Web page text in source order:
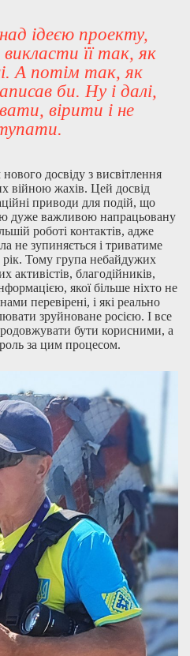
ідеєю проекту,
її так, як
А потім так, як
би. Ну і далі,
вірити і не
досвіду з висвітлення
війною жахів. Цей досвід
приводи для подій, що
дуже важливою напрацьовану
роботі контактів, адже
не зупиняється і триватиме
Тому група небайдужих
активістів, благодійників,
якої більше ніхто не
перевірені, і які реально
зруйноване росією. І все
бути корисними, а
за цим процесом.